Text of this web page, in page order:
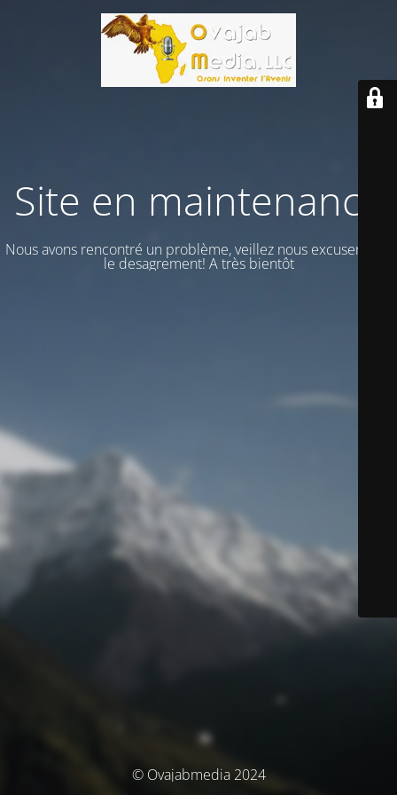
Site en maintenance
Nous avons rencontré un problème, veillez nous excuser vour
le desagrement! A très bientôt
© Ovajabmedia 2024